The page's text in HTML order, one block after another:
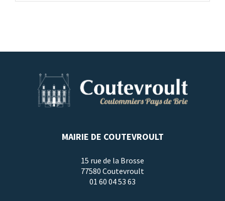
MAIRIE DE COUTEVROULT
15 rue de la Brosse
77580 Coutevroult
01 60 04 53 63